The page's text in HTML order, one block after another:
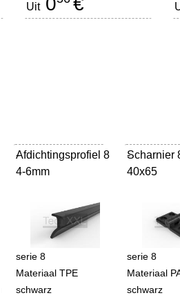
Uit
Afdichtingsprofiel 8
4-6mm
-
serie 8
Materiaal TPE
schwarz
Scharnier
40x65
-
serie 8
Materiaal
schwarz